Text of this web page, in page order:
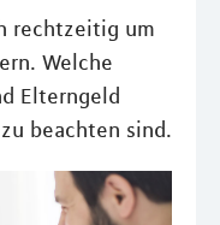
rechtzeitig um
Welche
Elterngeld
beachten sind.